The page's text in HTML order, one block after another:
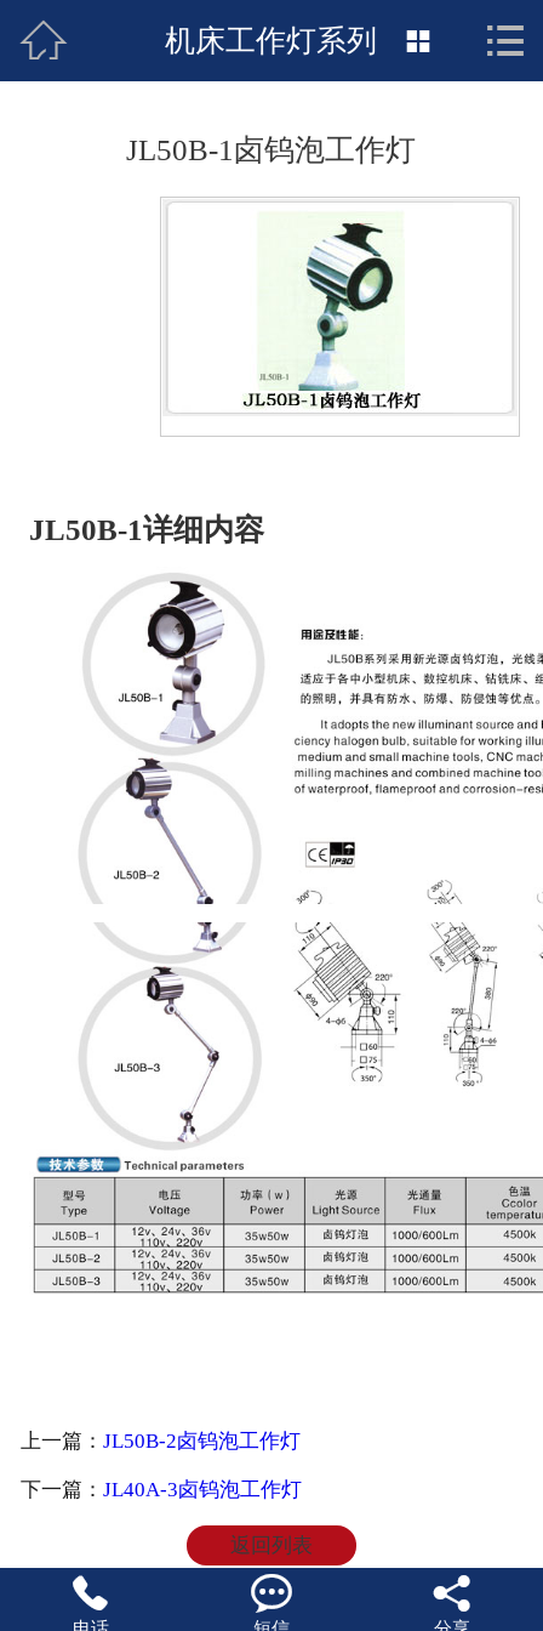
 网站首页
新闻动态
产品展示
荣誉资质
联系我们
 机床工作灯系列  
JL50B-1卤钨泡工作灯
JL50B-1详细内容
上一篇： JL50B-2卤钨泡工作灯
下一篇： JL40A-3卤钨泡工作灯
返回列表
  